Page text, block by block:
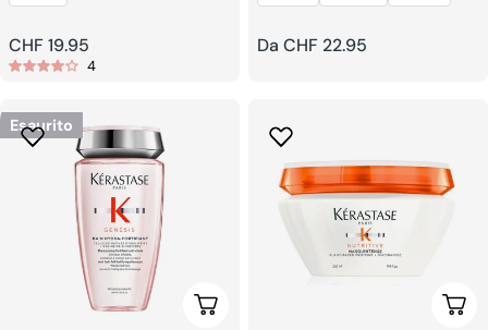
Prezzo
regolare
CHF 19.95
4
Prezzo
Da CHF 22.95
Esaurito
Scegli Le Opzioni